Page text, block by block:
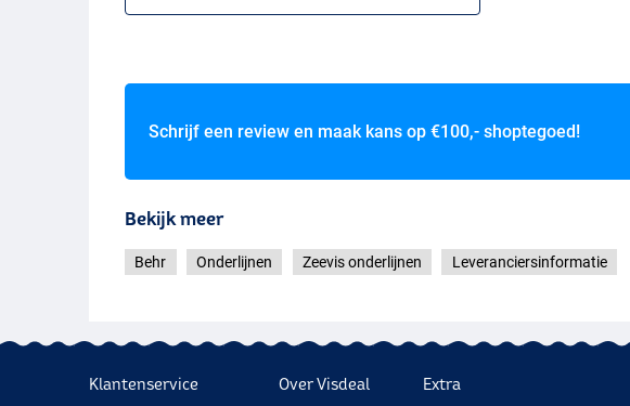
Schrijf een review en maak kans op €100,- shoptegoed!
Bekijk meer
Behr Onderlijnen Zeevis onderlijnen Leveranciersinformatie
Klantenservice Over Visdeal Extra